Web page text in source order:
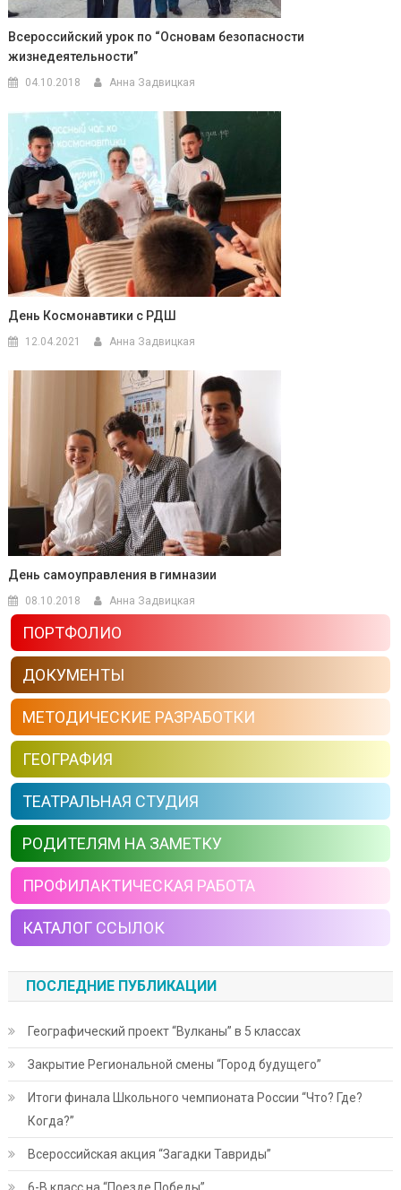
Всероссийский урок по “Основам безопасности
жизнедеятельности”
04.10.2018 Анна Задвицкая
День Космонавтики с РДШ
12.04.2021 Анна Задвицкая
День самоуправления в гимназии
08.10.2018 Анна Задвицкая
ПОРТФОЛИО
ДОКУМЕНТЫ
МЕТОДИЧЕСКИЕ РАЗРАБОТКИ
ГЕОГРАФИЯ
ТЕАТРАЛЬНАЯ СТУДИЯ
РОДИТЕЛЯМ НА ЗАМЕТКУ
ПРОФИЛАКТИЧЕСКАЯ РАБОТА
КАТАЛОГ ССЫЛОК
ПОСЛЕДНИЕ ПУБЛИКАЦИИ
Географический проект “Вулканы” в 5 классах
Закрытие Региональной смены “Город будущего”
Итоги финала Школьного чемпионата России “Что? Где?
Когда?”
Всероссийская акция “Загадки Тавриды”